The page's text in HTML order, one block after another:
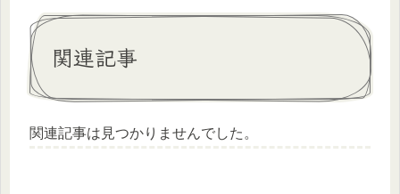
関連記事
関連記事は見つかりませんでした。